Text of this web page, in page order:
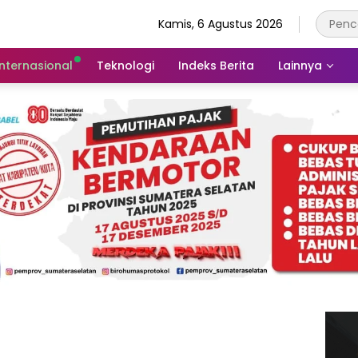
Kamis, 6 Agustus 2026
Teknologi Indeks Berita Lainnya